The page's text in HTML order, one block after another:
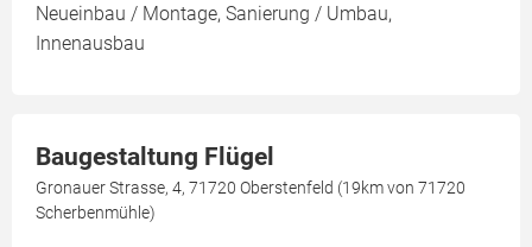
Neueinbau / Montage, Sanierung / Umbau,
Innenausbau
Baugestaltung Flügel
Gronauer Strasse, 4, 71720 Oberstenfeld (19km von 71720
Scherbenmühle)